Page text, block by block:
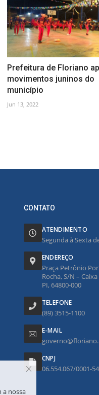
Prefeitura de Floriano
movimentos juninos do
município
Jun 13, 2022
CONTATO
ATENDIMENTO
Segunda à Sexta
ENDEREÇO
Praça Petrônio
Rocha, S/N –
PI, 64800-000
TELEFONE
(89) 3515-1100
E-MAIL
CNPJ
06.554.067/0001-54
a nossa